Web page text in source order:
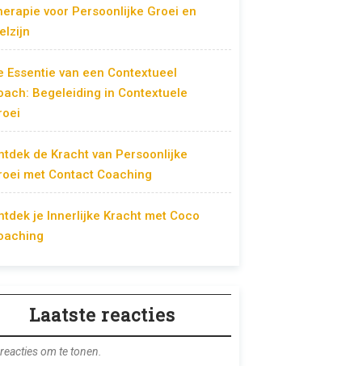
voor Persoonlijke Groei en
Essentie van een Contextueel
Begeleiding in Contextuele
de Kracht van Persoonlijke
met Contact Coaching
je Innerlijke Kracht met Coco
Laatste reacties
om te tonen.